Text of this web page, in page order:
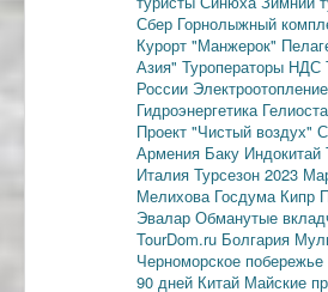
Сбер Горнолыжный
Курорт "Манжерок"
Азия" Туроператоры НДС
России Электроотопление
Гидроэнергетика
Проект "Чистый воздух"
Армения Баку Индокитай
Италия Турсезон 2023
Мелихова Госдума Кипр
Эвалар Обманутые
TourDom.ru Болгария
Черноморское побережье
90 дней Китай Майские